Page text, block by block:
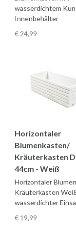
wasserdichtem
Innenbehälter
€ 24,99
Horizontaler
Blumenkasten/
Kräuterkasten
44cm - Weiß
Horizontaler
Kräuterkasten
wasserdichter
€ 19,99